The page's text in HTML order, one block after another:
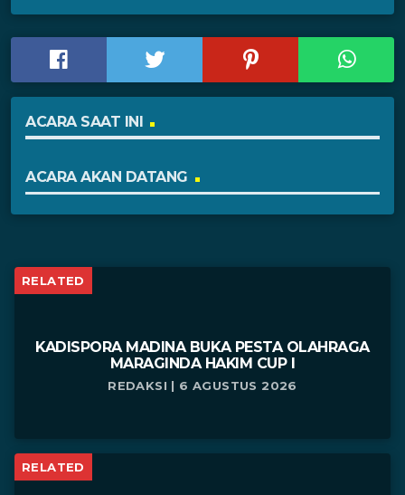
ACARA SAAT INI
ACARA AKAN DATANG
RELATED
KADISPORA MADINA BUKA PESTA OLAHRAGA
MARAGINDA HAKIM CUP I
REDAKSI | 6 AGUSTUS 2026
RELATED